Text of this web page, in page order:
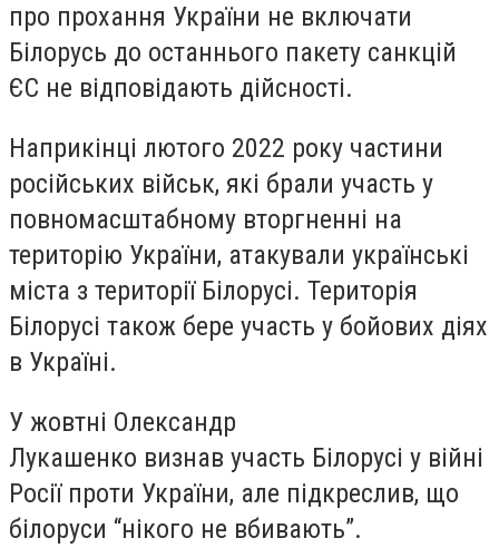
про прохання України не включати
Білорусь до останнього пакету санкцій
ЄС не відповідають дійсності.
Наприкінці лютого 2022 року частини
російських військ, які брали участь у
повномасштабному вторгненні на
територію України, атакували українські
міста з території Білорусі. Територія
Білорусі також бере участь у бойових діях
в Україні.
У жовтні Олександр
Лукашенко визнав участь Білорусі у війні
Росії проти України, але підкреслив, що
білоруси “нікого не вбивають”.